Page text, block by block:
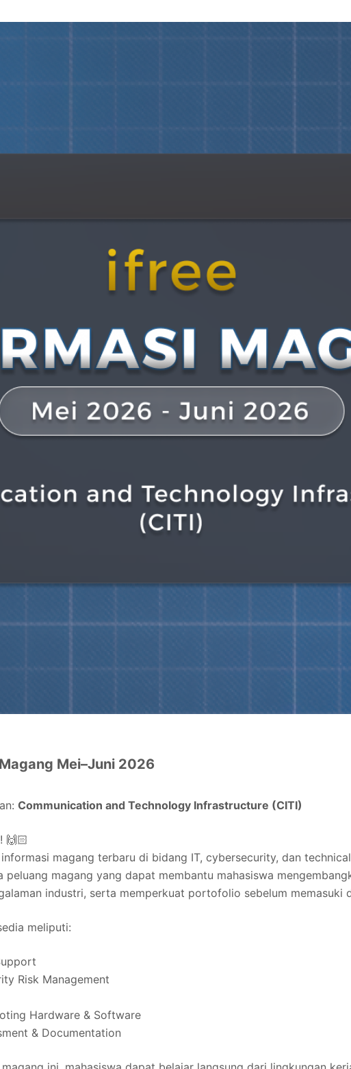
Mei–Juni 2026
Communication and Technology Infrastructure (CITI)
🙌🏻
magang terbaru di bidang IT, cybersecurity, dan
peluang magang yang dapat membantu mahasiswa
industri, serta memperkuat portofolio sebelum memasuki
meliputi:
Risk Management
Hardware & Software
& Documentation